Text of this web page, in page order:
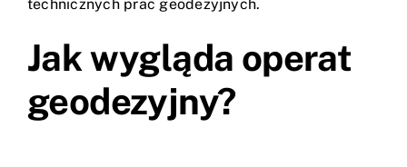
technicznych prac geodezyjnych.
Jak wygląda operat
geodezyjny?